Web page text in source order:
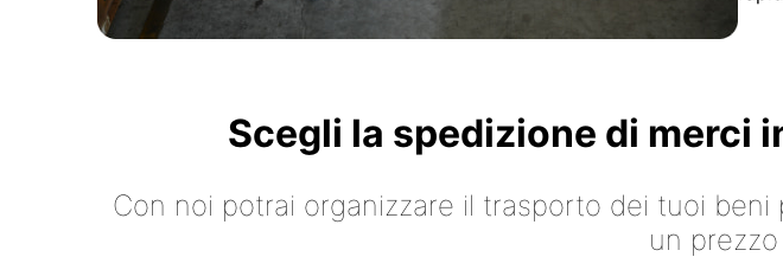
Scegli la spedizione di merci
Con noi potrai organizzare il trasporto dei tuoi
un